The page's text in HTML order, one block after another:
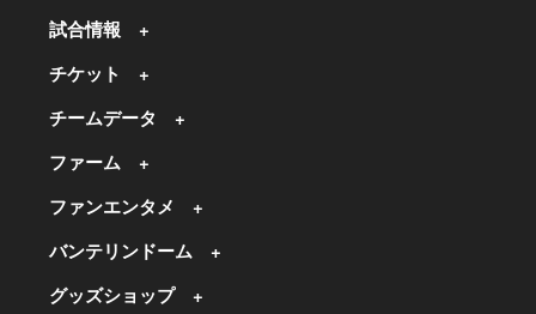
試合情報
チケット
チームデータ
ファーム
ファンエンタメ
バンテリンドーム
グッズショップ